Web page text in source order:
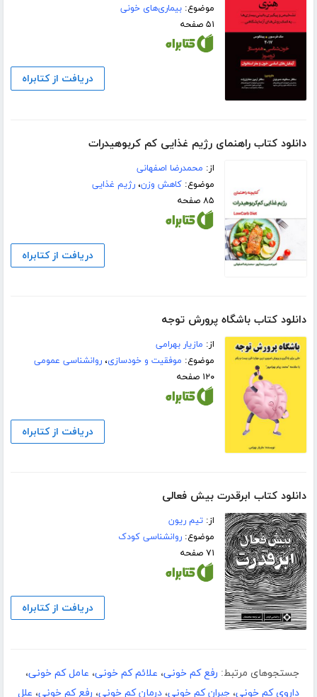
موضوع:بیماری‌های خونی
۵۱ صفحه
دریافت از کتابراه
دانلود کتاب راهنمای رژیم غذایی کم کربوهیدرات
از: محمدرضا اصفهانی
موضوع:کاهش وزن،رژیم غذایی
۸۵ صفحه
دریافت از کتابراه
دانلود کتاب باشگاه پرورش توجه
از: مازیار بهرامی
موضوع: موفقیت و خودسازی،روانشناسی عمومی
۱۲۰ صفحه
دریافت از کتابراه
دانلود کتاب ابرقدرت بیش فعالی
از:تیم ریون
موضوع:روانشناسی کودک
۷۱ صفحه
دریافت از کتابراه
جستجوهای مرتبط: رفع کم خونی، علائم کم خونی، عامل کم خونی،
داروی کم خونی، جبران کم خونی، درمان کم خونی، رفع کم خونی، علل